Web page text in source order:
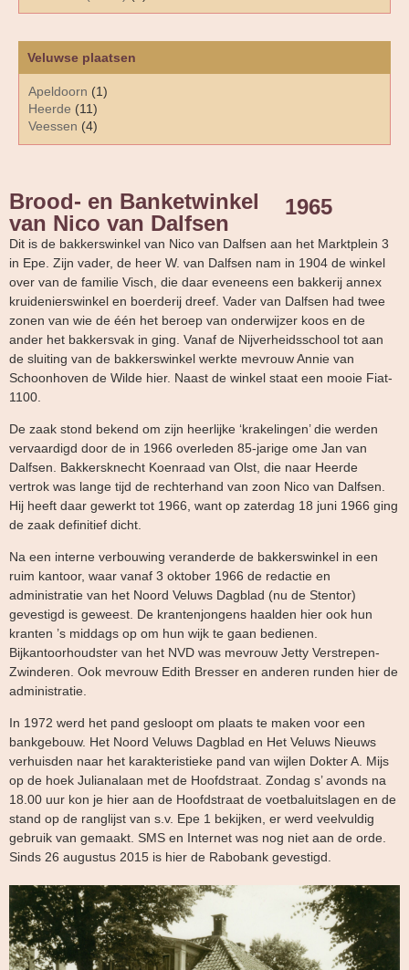
Veluwse plaatsen
Apeldoorn (1)
Heerde (11)
Veessen (4)
Brood- en Banketwinkel
van Nico van Dalfsen
1965
Dit is de bakkerswinkel van Nico van Dalfsen aan het Marktplein 3
in Epe. Zijn vader, de heer W. van Dalfsen nam in 1904 de winkel
over van de familie Visch, die daar eveneens een bakkerij annex
kruidenierswinkel en boerderij dreef. Vader van Dalfsen had twee
zonen van wie de één het beroep van onderwijzer koos en de
ander het bakkersvak in ging. Vanaf de Nijverheidsschool tot aan
de sluiting van de bakkerswinkel werkte mevrouw Annie van
Schoonhoven de Wilde hier. Naast de winkel staat een mooie Fiat-
1100.
De zaak stond bekend om zijn heerlijke ‘krakelingen’ die werden
vervaardigd door de in 1966 overleden 85-jarige ome Jan van
Dalfsen. Bakkersknecht Koenraad van Olst, die naar Heerde
vertrok was lange tijd de rechterhand van zoon Nico van Dalfsen.
Hij heeft daar gewerkt tot 1966, want op zaterdag 18 juni 1966 ging
de zaak definitief dicht.
Na een interne verbouwing veranderde de bakkerswinkel in een
ruim kantoor, waar vanaf 3 oktober 1966 de redactie en
administratie van het Noord Veluws Dagblad (nu de Stentor)
gevestigd is geweest. De krantenjongens haalden hier ook hun
kranten ’s middags op om hun wijk te gaan bedienen.
Bijkantoorhoudster van het NVD was mevrouw Jetty Verstrepen-
Zwinderen. Ook mevrouw Edith Bresser en anderen runden hier de
administratie.
In 1972 werd het pand gesloopt om plaats te maken voor een
bankgebouw. Het Noord Veluws Dagblad en Het Veluws Nieuws
verhuisden naar het karakteristieke pand van wijlen Dokter A. Mijs
op de hoek Julianalaan met de Hoofdstraat. Zondag s’ avonds na
18.00 uur kon je hier aan de Hoofdstraat de voetbaluitslagen en de
stand op de ranglijst van s.v. Epe 1 bekijken, er werd veelvuldig
gebruik van gemaakt. SMS en Internet was nog niet aan de orde.
Sinds 26 augustus 2015 is hier de Rabobank gevestigd.